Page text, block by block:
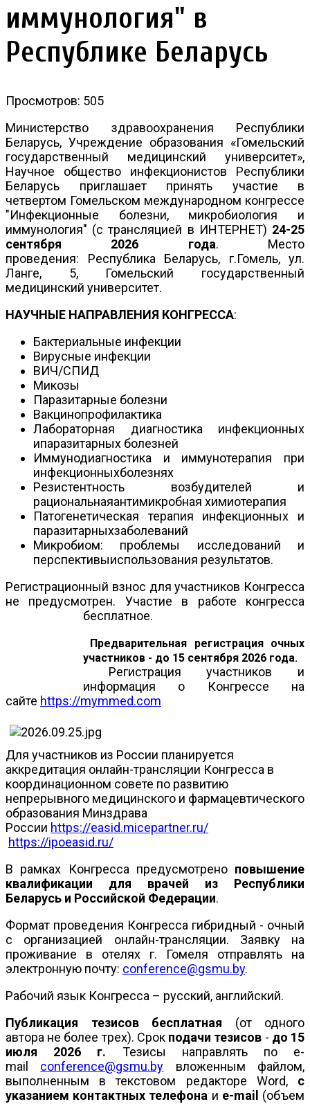
иммунология" в
Республике Беларусь
Просмотров: 505
Министерство здравоохранения Республики
Беларусь, Учреждение образования «Гомельский
государственный медицинский университет»,
Научное общество инфекционистов Республики
Беларусь приглашает принять участие в
четвертом Гомельском международном конгрессе
"Инфекционные болезни, микробиология и
иммунология" (с трансляцией в ИНТЕРНЕТ) 24-25
сентября 2026 года. Место
проведения: Республика Беларусь, г.Гомель, ул.
Ланге, 5, Гомельский государственный
медицинский университет.
НАУЧНЫЕ НАПРАВЛЕНИЯ КОНГРЕССА:
Бактериальные инфекции
Вирусные инфекции
ВИЧ/СПИД
Микозы
Паразитарные болезни
Вакцинопрофилактика
Лабораторная диагностика инфекционных
ипаразитарных болезней
Иммунодиагностика и иммунотерапия при
инфекционныхболезнях
Резистентность возбудителей и
рациональнаяантимикробная химиотерапия
Патогенетическая терапия инфекционных и
паразитарныхзаболеваний
Микробиом: проблемы исследований и
перспективыиспользования результатов.
Регистрационный взнос для участников Конгресса
не предусмотрен. Участие в работе конгресса
бесплатное.
Предварительная регистрация очных
участников - до 15 сентября 2026 года.
Регистрация участников и
информация о Конгрессе на
сайте https://mymmed.com
Для участников из России планируется
аккредитация онлайн-трансляции Конгресса в
координационном совете по развитию
непрерывного медицинского и фармацевтического
образования Минздрава
России https://easid.micepartner.ru/
https://ipoeasid.ru/
В рамках Конгресса предусмотрено повышение
квалификации для врачей из Республики
Беларусь и Российской Федерации.
Формат проведения Конгресса гибридный - очный
с организацией онлайн-трансляции. Заявку на
проживание в отелях г. Гомеля отправлять на
электронную почту: conference@gsmu.by.
Рабочий язык Конгресса – русский, английский.
Публикация тезисов бесплатная (от одного
автора не более трех). Срок подачи тезисов - до 15
июля 2026 г. Тезисы направлять по e-
mail conference@gsmu.by вложенным файлом,
выполненным в текстовом редакторе Word, с
указанием контактных телефона и e-mail (объем